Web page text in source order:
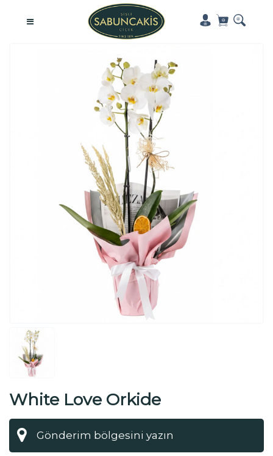
White Love Orkide